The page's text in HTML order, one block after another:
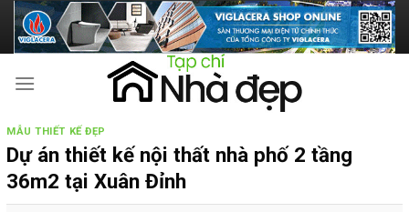
Skip
content
MẪU THIẾT KẾ ĐẸP
Dự án thiết kế nội thất nhà phố 2 tầng
36m2 tại Xuân Đỉnh